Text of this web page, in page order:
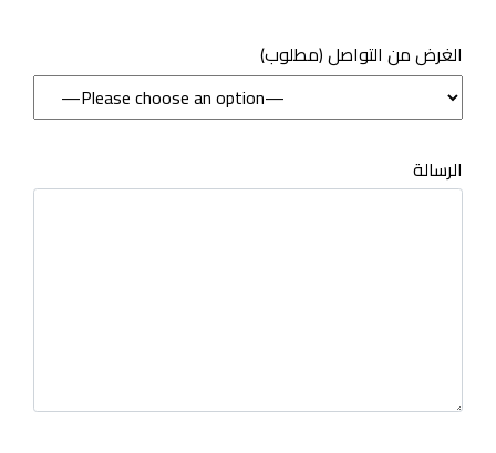
(مطلوب) الغرض من التواصل
الرسالة